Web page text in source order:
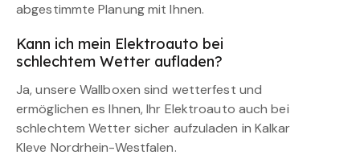
abgestimmte Planung mit Ihnen.
Kann ich mein Elektroauto bei
schlechtem Wetter aufladen?
Ja, unsere Wallboxen sind wetterfest und
ermöglichen es Ihnen, Ihr Elektroauto auch bei
schlechtem Wetter sicher aufzuladen in Kalkar
Kleve Nordrhein-Westfalen.